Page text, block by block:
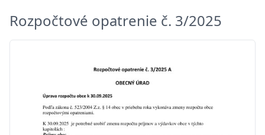
Rozpočtové opatrenie č. 3/2025